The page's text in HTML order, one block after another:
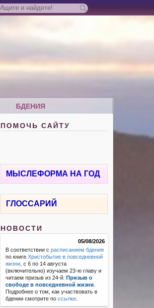
БДЕНИЯ
ПОМОЧЬ САЙТУ
МЫСЛЕФОРМА НА ГОД
ГЛОССАРИЙ
НОВОСТИ
05/08/2026
В соответствии срасписанием бдения
по книгеХристобытие в повседневной
жизни , с 6 по 14 августа
(включительно) изучаем 23-ю главу и
читаем призыв из 24-й: Призыв о
свободе в повседневной жизни
Подробнее о том, как участвовать в
бдении смотрите поссылке